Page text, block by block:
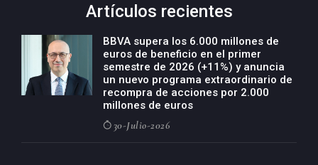
Artículos recientes
BBVA supera los 6.000 millones de
euros de beneficio en el primer
semestre de 2026 (+11%) y anuncia
un nuevo programa extraordinario de
recompra de acciones por 2.000
millones de euros
30-Julio-2026